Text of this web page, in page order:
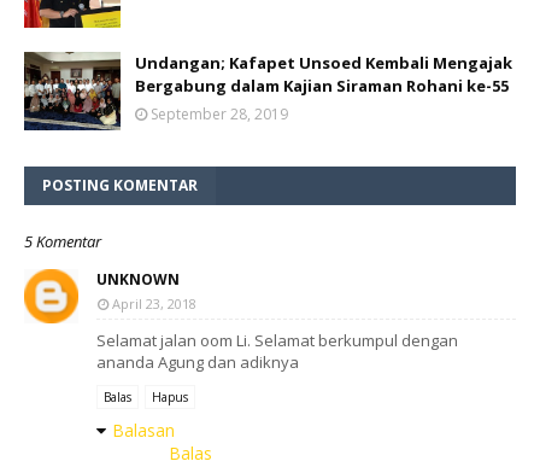
Undangan; Kafapet Unsoed Kembali Mengajak
Bergabung dalam Kajian Siraman Rohani ke-55
September 28, 2019
POSTING KOMENTAR
5 Komentar
UNKNOWN
April 23, 2018
Selamat jalan oom Li. Selamat berkumpul dengan
ananda Agung dan adiknya
Balas Hapus
Balasan
Balas